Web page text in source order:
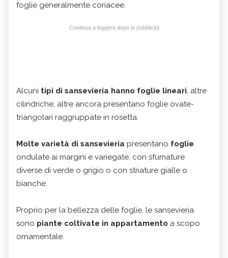
foglie generalmente coriacee.
Continua a leggere dopo la pubblicità
Alcuni tipi di sansevieria hanno foglie lineari, altre
cilindriche, altre ancora presentano foglie ovate-
triangolari raggruppate in rosetta.
Molte varietà di sansevieria presentano foglie
ondulate ai margini e variegate, con sfumature
diverse di verde o grigio o con striature gialle o
bianche.
Proprio per la bellezza delle foglie, le sansevieria
sono piante coltivate in appartamento a scopo
ornamentale.